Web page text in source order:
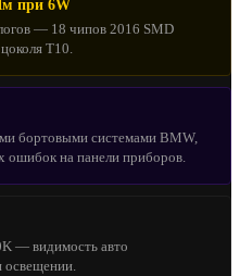
при 6W
— 18 чипов 2016 SMD
T10.
бортовыми системами BMW,
ошибок на панели приборов.
— видимость авто
освещении.